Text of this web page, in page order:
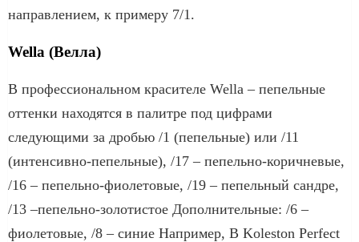
направлением, к примеру 7/1.
Wella (Велла)
В профессиональном красителе Wella – пепельные
оттенки находятся в палитре под цифрами
следующими за дробью /1 (пепельные) или /11
(интенсивно-пепельные), /17 – пепельно-коричневые,
/16 – пепельно-фиолетовые, /19 – пепельный сандре,
/13 –пепельно-золотистое Дополнительные: /6 –
фиолетовые, /8 – синие Например, В Koleston Perfect